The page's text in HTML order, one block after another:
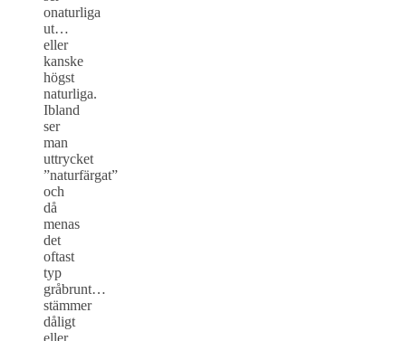
onaturliga
ut…
eller
kanske
högst
naturliga.
Ibland
ser
man
uttrycket
”naturfärgat”
och
då
menas
det
oftast
typ
gråbrunt…
stämmer
dåligt
eller